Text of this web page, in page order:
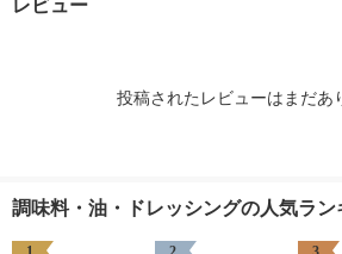
レビュー
投稿されたレビューはまだあ
調味料・油・ドレッシングの人気ラン